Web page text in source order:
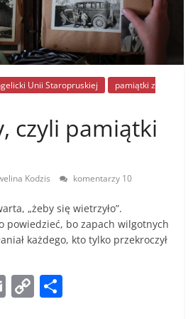
Unii Staropruskiej
pamiątki z
czyli pamiątki
Kodzis komentarzy 10
„żeby się wietrzyło”.
powiedzieć, bo zapach wilgotnych
każdego, kto tylko przekroczył
E C